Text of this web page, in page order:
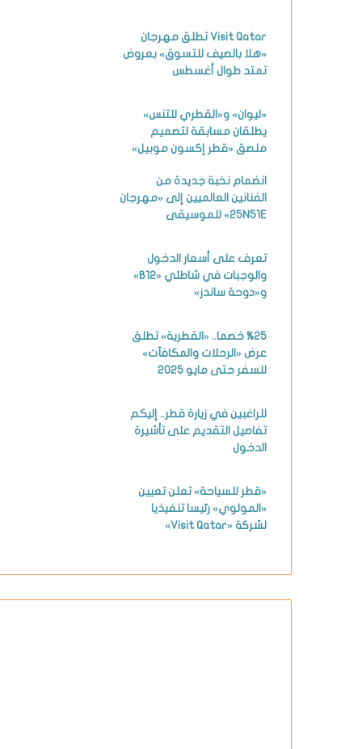
Visit Qatar تطلق مهرجان
«هلا بالصيف للتسوق» بعروض
تمتد طوال أغسطس
«ليوان» و«القطري للتنس»
يطلقان مسابقة لتصميم
ملصق «قطر إكسون موبيل»
انضمام نخبة جديدة من
الفنانين العالميين إلى «مهرجان
25N51E» للموسيقى
تعرف على أسعار الدخول
والوجبات في شاطئي «B12»
و«دوحة ساندز»
%25 خصما.. «القطرية» تطلق
عرض «الرحلات والمكافآت»
للسفر حتى مايو 2025
للراغبين في زيارة قطر.. إليكم
تفاصيل التقديم على تأشيرة
الدخول
«قطر للسياحة» تعلن تعيين
«المولوي» رئيسا تنفيذيا
لشركة «Visit Qatar»